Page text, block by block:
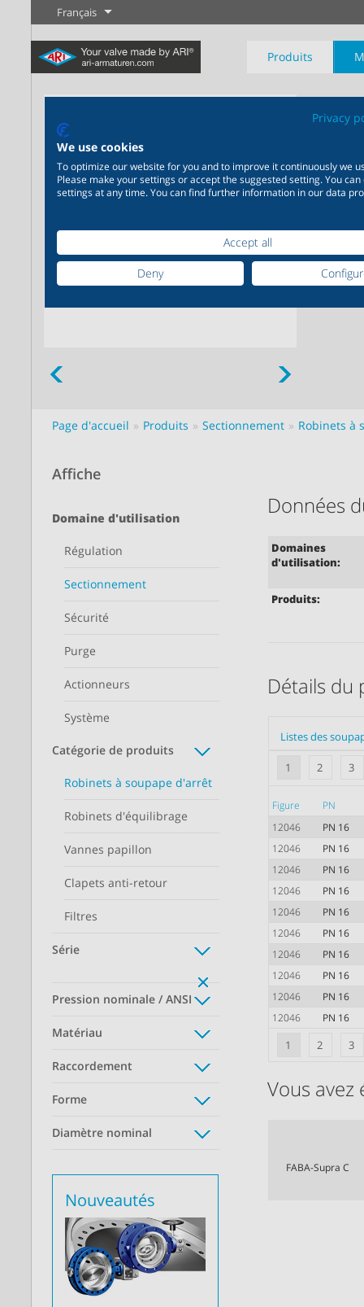
Français
Produits
Nouveautés
Plus d'information
Régulation
Plus d'information Plus
Industrie
l’industrie – Des systèmes
industrielles les plus
Chimie
chimie – Des solutions
parfaitement coordonnées
en fonction de vos besoins
Digital Service
Plus d'information
Page d'accueil Produits Sectionnement Robinets à
Données
Domaines
d'utilisation:
Produits:
Détails du
Listes des
1 2 3
Figure PN
1 2 3
12046
PN 16
12046
PN 16
12046
PN 16
12046
PN 16
12046
PN 16
12046
PN 16
12046
PN 16
12046
PN 16
12046
PN 16
12046
PN 16
Vous
FABA-Supra C
Affiche
Domaine d'utilisation
Régulation
Sectionnement
Sécurité
Purge
Actionneurs
Système
Catégorie de produits
Robinets à soupape d'arrêt
Robinets d'équilibrage
Vannes papillon
Clapets anti-retour
Filtres
Série
Pression nominale / ANSI
Matériau
Raccordement
Forme
Diamètre nominal
Nouveautés
Privacy
We use cookies
To optimize our website for you and to improve it continuously we
Please make your settings or accept the suggested setting. You
settings at any time. You can find further information in our data
Accept all
Deny